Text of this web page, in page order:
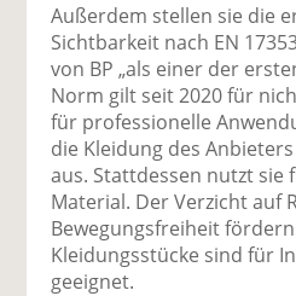
Außerdem stellen sie die
Sichtbarkeit nach EN
von BP „als einer der
Norm gilt seit 2020 für
für professionelle
die Kleidung des
aus. Stattdessen nutzt sie
Material. Der Verzicht auf
Bewegungsfreiheit
Kleidungsstücke sind für
geeignet.